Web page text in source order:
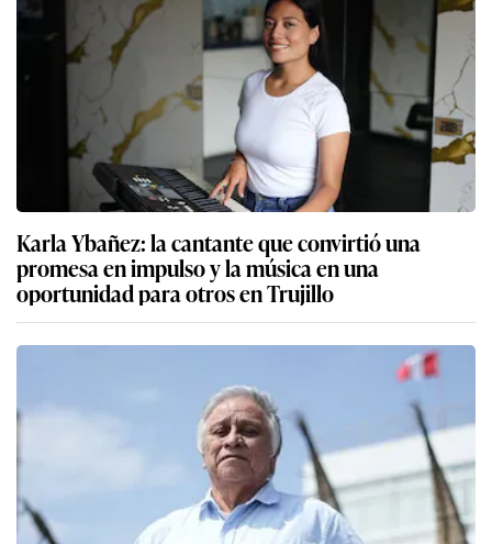
Karla Ybañez: la cantante que convirtió una
promesa en impulso y la música en una
oportunidad para otros en Trujillo